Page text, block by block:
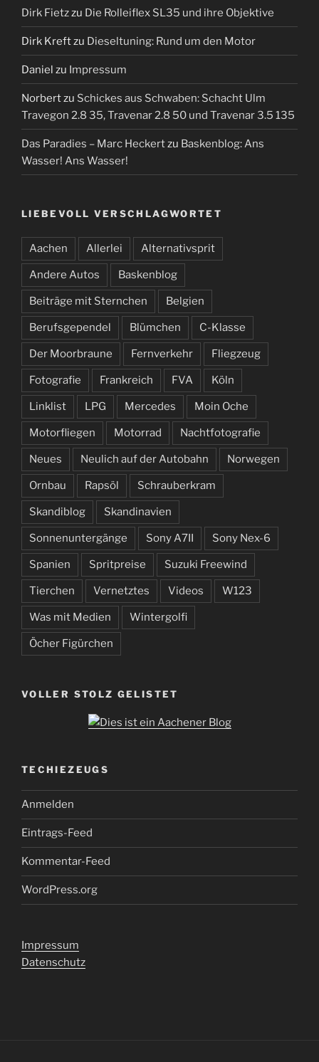
Dirk Fietzzu Die Rolleiflex SL35 und ihre Objektive
Dirk Kreftzu Dieseltuning: Rund um den Motor
Daniel zu Impressum
Norbertzu Schickes aus Schwaben: Schacht Ulm
Travegon 2.8 35, Travenar 2.8 50 und Travenar 3.5 135
Das Paradies – Marc Heckertzu Baskenblog: Ans
Wasser! Ans Wasser!
LIEBEVOLL VERSCHLAGWORTET
Aachen Allerlei Alternativsprit
Andere Autos Baskenblog
Beiträge mit Sternchen Belgien
Berufsgependel Blümchen C-Klasse
Der Moorbraune Fernverkehr Fliegzeug
Fotografie Frankreich FVA Köln
Linklist LPG Mercedes Moin Oche
Motorfliegen Motorrad Nachtfotografie
Neues Neulich auf der Autobahn Norwegen
Ornbau Rapsöl Schrauberkram
Skandiblog Skandinavien
Sonnenuntergänge Sony A7II Sony Nex-6
Spanien Spritpreise Suzuki Freewind
Tierchen Vernetztes Videos W123
Was mit Medien Wintergolfi
Öcher Figürchen
VOLLER STOLZ GELISTET
TECHIEZEUGS
Anmelden
Eintrags-Feed
Kommentar-Feed
WordPress.org
Impressum
Datenschutz